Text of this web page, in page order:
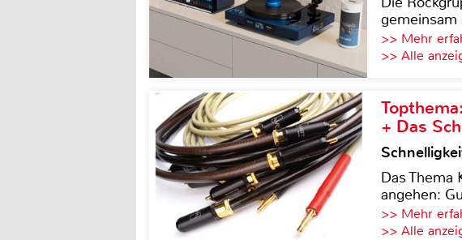
>> Mehr
>> Alle
+ Das
Das Thema
angehen:
>> Mehr
>> Alle